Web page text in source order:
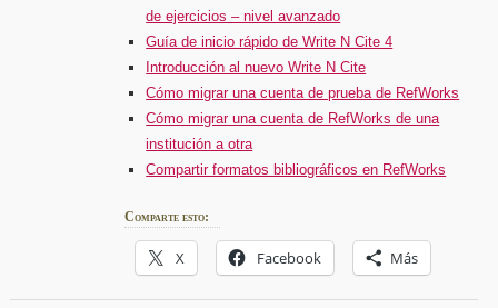
de ejercicios – nivel avanzado
Guía de inicio rápido de Write N Cite 4
Introducción al nuevo Write N Cite
Cómo migrar una cuenta de prueba de RefWorks
Cómo migrar una cuenta de RefWorks de una
institución a otra
Compartir formatos bibliográficos en RefWorks
Comparte esto:
X Facebook Más